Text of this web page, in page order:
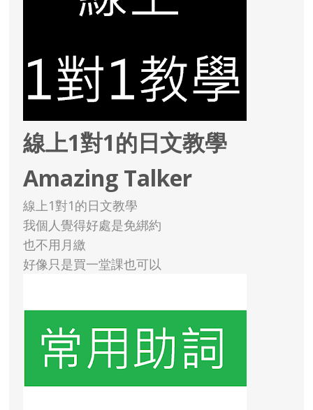
線上1對1的日文教學
Amazing Talker
線上1對1的日文教學
我個人覺得好處是免綁約
也不用月繳
好像只是買一堂課也可以